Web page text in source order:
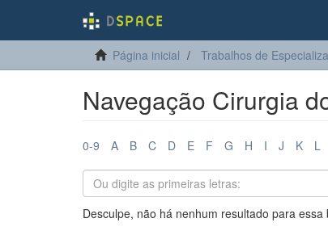
Página inicial Trabalhos de
Navegação Cirurgia
0-9 A B C D E F G H I J K L
Desculpe, não há nenhum resultado para essa